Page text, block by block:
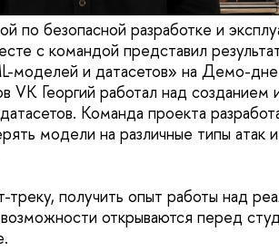
по безопасной разработке и
с командой представил
моделей и датасетов» на Демо-
Георгий работал над созданием
Команда проекта
модели на различные типы атак
получить опыт работы над
открываются перед